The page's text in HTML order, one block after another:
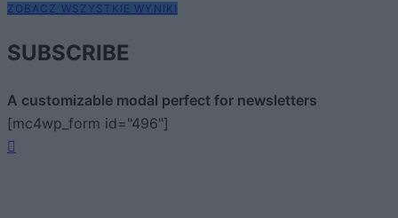
ZOBACZ WSZYSTKIE WYNIKI
SUBSCRIBE
A customizable modal perfect for newsletters
[mc4wp_form id="496"]